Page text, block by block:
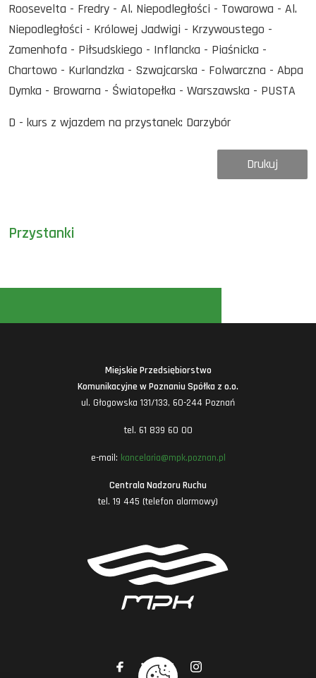
Przystanki
Roosevelta - Fredry - Al. Niepodległości - Towarowa - Al.
Niepodległości - Królowej Jadwigi - Krzywoustego -
Zamenhofa - Piłsudskiego - Inflancka - Piaśnicka -
Chartowo - Kurlandzka - Szwajcarska - Folwarczna - Abpa
Dymka - Browarna - Światopełka - Warszawska - PUSTA
D - kurs z wjazdem na przystanek: Darzybór
Drukuj
Miejskie Przedsiębiorstwo
Komunikacyjne w Poznaniu Spółka z o.o.
ul. Głogowska 131/133, 60-244 Poznań
tel. 61 839 60 00
e-mail: kancelaria@mpk.poznan.pl
Centrala Nadzoru Ruchu
tel. 19 445 (telefon alarmowy)